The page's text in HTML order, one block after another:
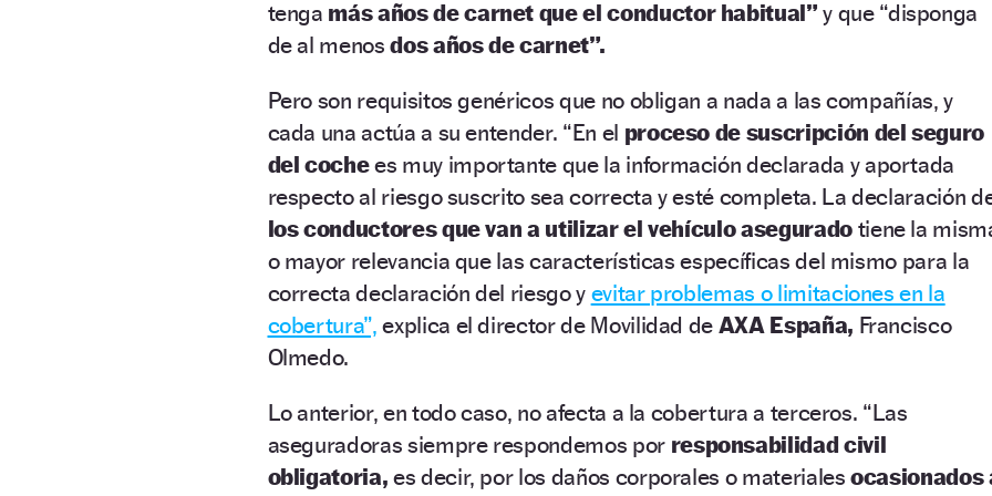
tenga más años de carnet que el conductor habitual” y que “disponga
de al menosdos años de carnet”.
Pero son requisitos genéricos que no obligan a nada a las compañías, y
cada una actúa a su entender. “En el proceso de suscripción del seguro
del cochees muy importante que la información declarada y aportada
respecto al riesgo suscrito sea correcta y esté completa. La declaración
los conductores que van a utilizar el vehículo aseguradotiene la
o mayor relevancia que las características específicas del mismo para la
correcta declaración del riesgo y evitar problemas o limitaciones en la
cobertura”, explica el director de Movilidad de AXA España, Francisco
Olmedo.
Lo anterior, en todo caso, no afecta a la cobertura a terceros. “Las
aseguradoras siempre respondemos por responsabilidad civil
obligatoria, es decir, por los daños corporales o materialesocasionados